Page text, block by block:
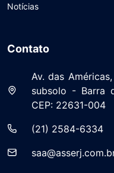
Notícias
Contato
Av. das
subsolo - Barra
CEP: 22631-004
(21) 2584-6334